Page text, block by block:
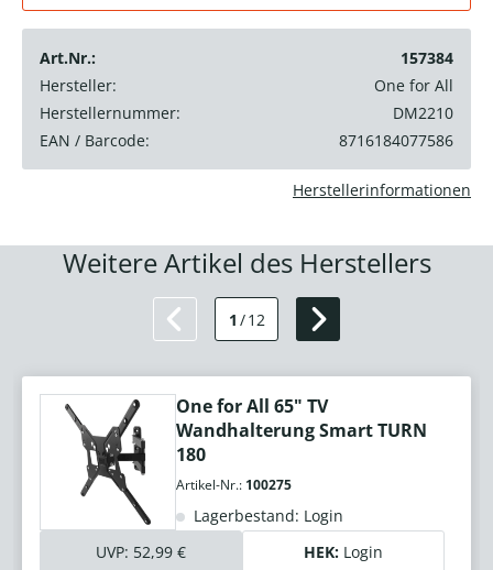
Art.Nr.:
157384
Hersteller:
One for All
Herstellernummer:
DM2210
EAN / Barcode:
8716184077586
Herstellerinformationen
Weitere Artikel des Herstellers
1 /12
One for All 65" TV
Wandhalterung Smart TURN
180
Artikel-Nr.: 100275
Lagerbestand: Login
UVP: 52,99 € HEK: Login